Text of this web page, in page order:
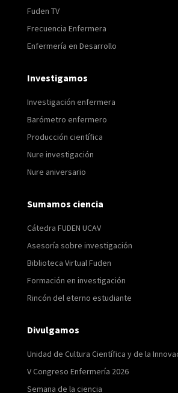
Fuden TV
Frecuencia Enfermera
Enfermería en Desarrollo
Investigamos
Investigación enfermera
Barómetro enfermero
Producción científica
Nure investigación
Nure aniversario
Sumamos ciencia
Cátedra FUDEN UCAV
Asesoría sobre investigación
Biblioteca Virtual Fuden
Formación en investigación
Rincón del eterno estudiante
Divulgamos
Unidad de Cultura Científica y de la
V Congreso Enfermería 2026
Semana de la ciencia